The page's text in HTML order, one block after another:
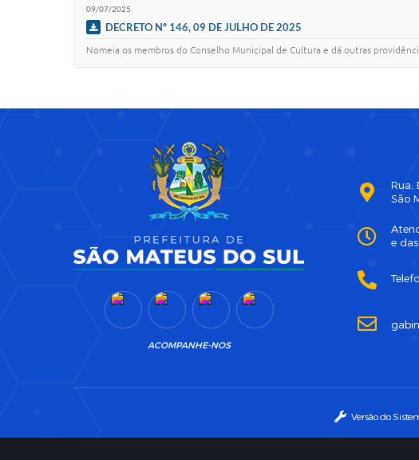
09/07/2025
DECRETO Nº 146, 09 DE JULHO DE 2025
Nomeia os membros do Conselho Municipal de Cultura e dá outras
ACOMPANHE-NOS
Rua:
São
e
Versão do